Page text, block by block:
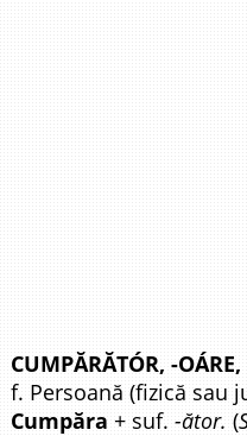
CUMPĂRĂTÓR, -OÁRE,
f. Persoană (fizică sau
Cumpăra + suf.-ător. (